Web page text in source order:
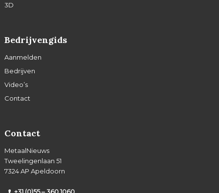
3D
Bedrijvengids
Aanmelden
Bedrijven
Video’s
Contact
Contact
MetaalNieuws
Tweelingenlaan 51
7324 AP Apeldoorn